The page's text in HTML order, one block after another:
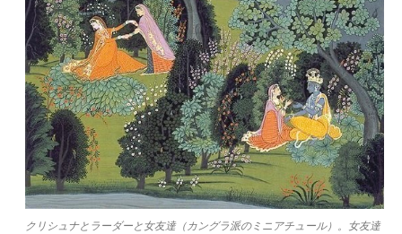
クリシュナとラーダーと女友達（カングラ派のミニアチュール）。女友達